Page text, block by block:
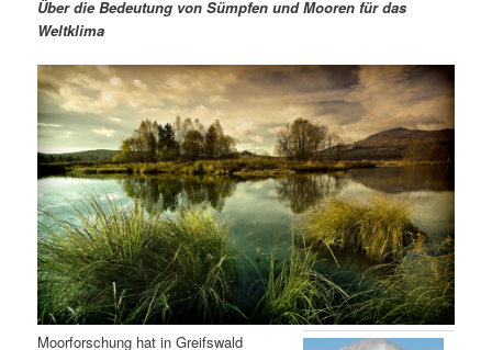
r
e
n
I
n
h
d
ä
r
e
n
I
n
a
g
a
t
i
o
n
Über die Bedeutung von Sümpfen und Mooren für das
Weltklima
Moorforschung hat in Greifswald